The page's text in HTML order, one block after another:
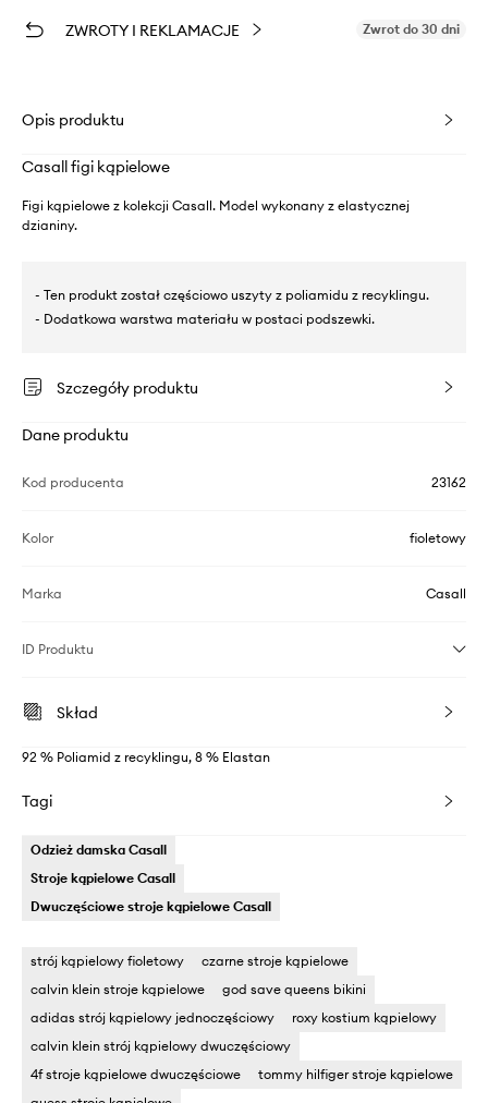
ZWROTY I REKLAMACJE Zwrot do 30 dni
Opis produktu
Casall figi kąpielowe
Figi kąpielowe z kolekcji Casall. Model wykonany z elastycznej
dzianiny.
- Ten produkt został częściowo uszyty z poliamidu z recyklingu.
- Dodatkowa warstwa materiału w postaci podszewki.
Szczegóły produktu
Dane produktu
Kod producenta 23162
Kolor fioletowy
Marka Casall
ID Produktu
Skład
92 % Poliamid z recyklingu, 8 % Elastan
Tagi
Odzież damska Casall
Stroje kąpielowe Casall
Dwuczęściowe stroje kąpielowe Casall
strój kąpielowy fioletowy
czarne stroje kąpielowe
calvin klein stroje kąpielowe
god save queens bikini
adidas strój kąpielowy jednoczęściowy
roxy kostium kąpielowy
calvin klein strój kąpielowy dwuczęściowy
4f stroje kąpielowe dwuczęściowe
tommy hilfiger stroje kąpielowe